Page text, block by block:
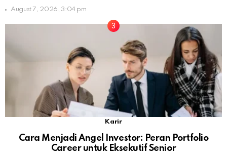
August 7, 2026, 3:04 pm
Karir
Cara Menjadi Angel Investor: Peran Portfolio
Career untuk Eksekutif Senior